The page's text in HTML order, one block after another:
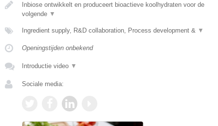
Inbiose ontwikkelt en produceert bioactieve koolhydraten voor de
volgende ▼
Ingredient supply, R&D collaboration, Process development & ▼
Openingstijden onbekend
Introductie video ▼
Sociale media: